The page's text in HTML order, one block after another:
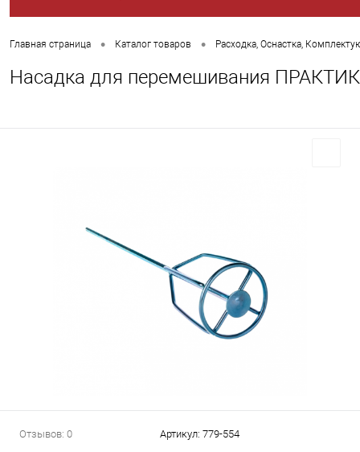
Главная страница • Каталог товаров • Расходка, Оснастка,
Насадка для перемешивания
Отзывов: 0 Артикул: 779-554